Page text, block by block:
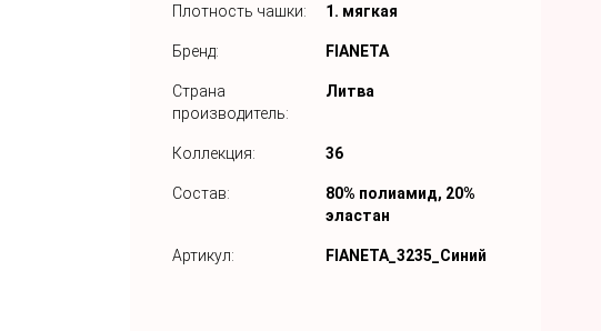
Плотность чашки: 1. мягкая
Бренд: FIANETA
Страна
производитель:
Литва
Коллекция: 36
Состав:
80% полиамид, 20%
эластан
Артикул: FIANETA_3235_Синий